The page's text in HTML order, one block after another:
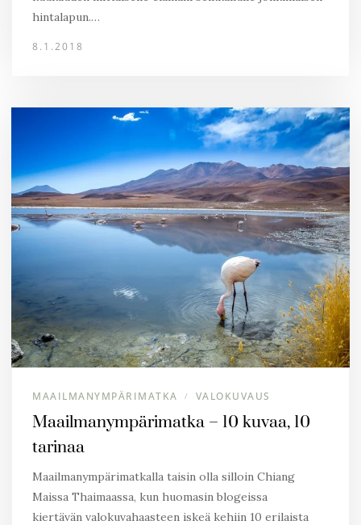
hintalapun.…
8.1.2018
MAAILMANYMPÄRIMATKA / VALOKUVAUS
Maailmanympärimatka – 10 kuvaa, 10
tarinaa
Maailmanympärimatkalla taisin olla silloin Chiang
Maissa Thaimaassa, kun huomasin blogeissa
kiertävän valokuvahaasteen iskeä kehiin 10 erilaista